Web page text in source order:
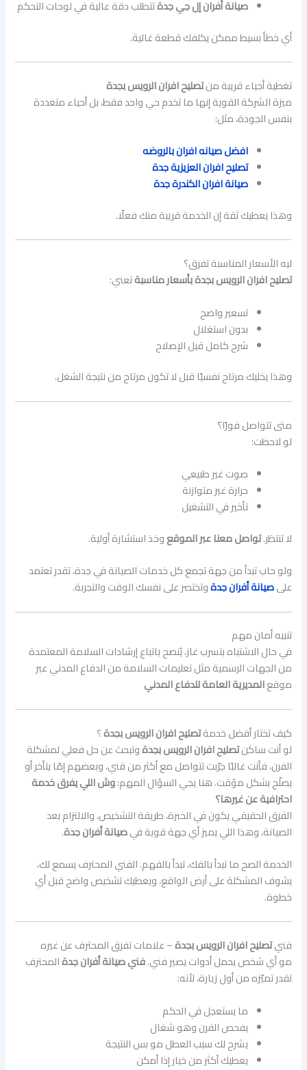
صيانة أفران إل جي جدةتتطلب دقة عالية في لوحات التحكم
أي خطأ بسيط ممكن يكلفك قطعة غالية.
تغطية أحياء قريبة منتصليح افران الرويس بجدة
ميزة الشركة القوية إنها ما تخدم حي واحد فقط، بل أحياء متعددة
بنفس الجودة، مثل:
افضل صيانه افران بالروضه
تصليح افران العزيزية جدة
صيانة افران الكندرة جدة
وهذا يعطيك ثقة إن الخدمة قريبة منك فعلًا.
ليه الأسعار المناسبة تفرق؟
تصليح افران الرويس بجدة بأسعار مناسبةتعني:
تسعير واضح
بدون استغلال
شرح كامل قبل الإصلاح
وهذا يخليك مرتاح نفسيًا قبل لا تكون مرتاح من نتيجة الشغل.
متى تتواصل فورًا؟
لو لاحظت:
صوت غير طبيعي
حرارة غير متوازنة
تأخير في التشغيل
لا تنتظر.تواصل معنا عبر الموقعوخذ استشارة أولية.
ولو حاب تبدأ من جهة تجمع كل خدمات الصيانة في جدة، تقدر تعتمد
علىصيانة أفران جدةوتختصر على نفسك الوقت والتجربة.
تنبيه أمان مهم
في حال الاشتباه بتسرب غاز، يُنصح باتباع إرشادات السلامة المعتمدة
من الجهات الرسمية مثل تعليمات السلامة من الدفاع المدني عبر
موقعالمديرية العامة للدفاع المدني
كيف تختار أفضل خدمةتصليح افران الرويس بجدة؟
لو أنت ساكنتصليح افران الرويس بجدةوتبحث عن حل فعلي لمشكلة
الفرن، فأنت غالبًا جرّبت تتواصل مع أكثر من فني، وبعضهم إمّا يتأخر أو
يصلّح بشكل مؤقت. هنا يجي السؤال المهم:وش اللي يفرق خدمة
احترافية عن غيرها؟
الفرق الحقيقي يكون في الخبرة، طريقة التشخيص، والالتزام بعد
الصيانة، وهذا اللي يميز أي جهة قوية فيصيانة أفران جدة.
الخدمة الصح ما تبدأ بالفك، تبدأ بالفهم. الفني المحترف يسمع لك،
يشوف المشكلة على أرض الواقع، ويعطيك تشخيص واضح قبل أي
خطوة.
فنيتصليح افران الرويس بجدة– علامات تفرق المحترف عن غيره
مو أي شخص يحمل أدوات يصير فني.فني صيانة أفران جدةالمحترف
تقدر تميّزه من أول زيارة، لأنه:
ما يستعجل في الحكم
يفحص الفرن وهو شغال
يشرح لك سبب العطل مو بس النتيجة
يعطيك أكثر من خيار إذا أمكن